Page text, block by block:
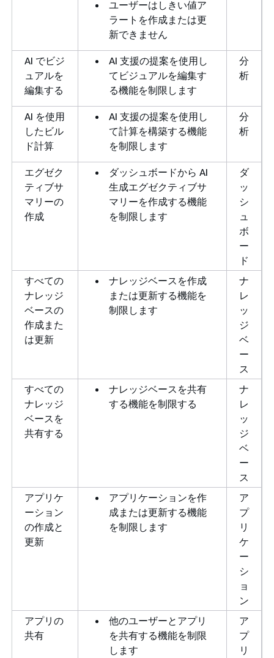
ユーザーはしきい値ア
ラートを作成または更
新できません
AI でビジ
ュアルを
編集する
AI 支援の提案を使用し
てビジュアルを編集す
る機能を制限します
分
析
AI を使用
したビル
ド計算
AI 支援の提案を使用し
て計算を構築する機能
を制限します
分
析
エグゼク
ティブサ
マリーの
作成
ダッシュボードから AI
生成エグゼクティブサ
マリーを作成する機能
を制限します
ダ
ッ
シ
ュ
ボ
ー
ド
すべての
ナレッジ
ベースの
作成また
は更新
ナレッジベースを作成
または更新する機能を
制限します
ナ
レ
ッ
ジ
ベ
ー
ス
すべての
ナレッジ
ベースを
共有する
ナレッジベースを共有
する機能を制限する
ナ
レ
ッ
ジ
ベ
ー
ス
アプリケ
ーション
の作成と
更新
アプリケーションを作
成または更新する機能
を制限します
ア
プ
リ
ケ
ー
シ
ョ
ン
アプリの
共有
他のユーザーとアプリ
を共有する機能を制限
します
ア
プ
リ